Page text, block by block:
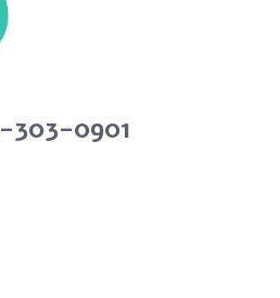
303-0901